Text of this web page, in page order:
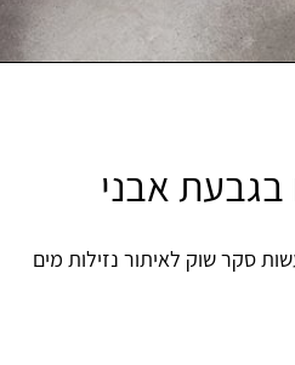
בגבעת אבני
סקר שוק לאיתור נזילות מים